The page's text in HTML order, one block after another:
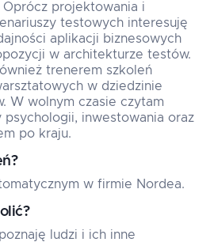
projektowania i
testowych interesuję
aplikacji biznesowych
w architekturze testów.
trenerem szkoleń
w dziedzinie
W wolnym czasie czytam
psychologii, inwestowania oraz
po kraju.
w firmie Nordea.
ludzi i ich inne